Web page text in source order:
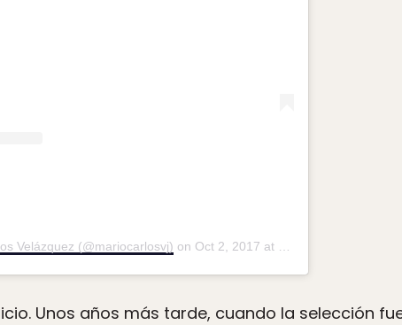
Velázquez (@mariocarlosvj) on Oct 2, 2017 at 8:15pm PDT
Unos años más tarde, cuando la selección